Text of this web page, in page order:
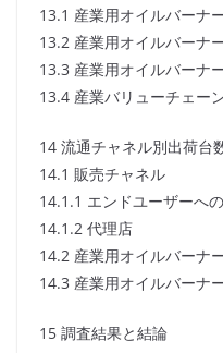
13.1 産業用オイルバーナ
13.2 産業用オイルバーナ
13.3 産業用オイルバーナ
13.4 産業バリューチェー
14 流通チャネル別出荷台
14.1 販売チャネル
14.1.1 エンドユーザーへ
14.1.2 代理店
14.2 産業用オイルバーナ
14.3 産業用オイルバーナ
15 調査結果と結論